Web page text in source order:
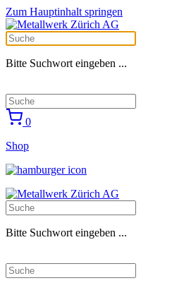
Zum Hauptinhalt springen
Bitte Suchwort eingeben ...
0
Shop
Bitte Suchwort eingeben ...